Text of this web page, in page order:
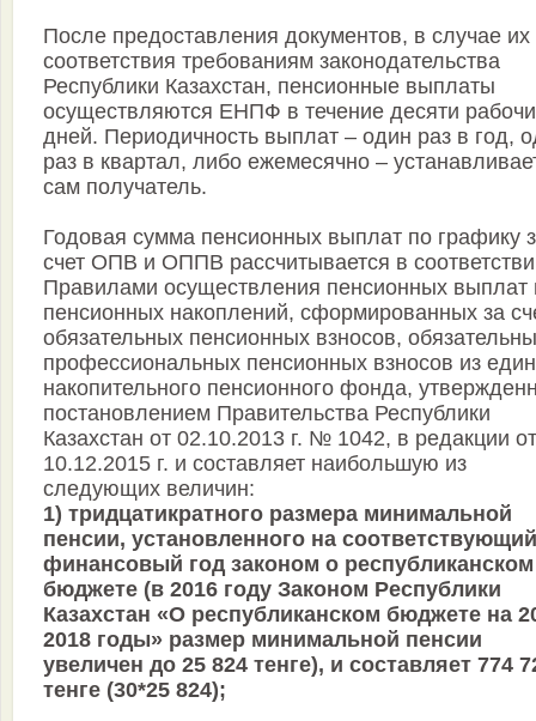
После предоставления документов, в случае их
соответствия требованиям законодательства
Республики Казахстан, пенсионные выплаты
осуществляются ЕНПФ в течение десяти
дней. Периодичность выплат – один раз в год,
раз в квартал, либо ежемесячно –
сам получатель.
Годовая сумма пенсионных выплат по графику
счет ОПВ и ОППВ рассчитывается в
Правилами осуществления пенсионных выплат
пенсионных накоплений, сформированных за
обязательных пенсионных взносов,
профессиональных пенсионных взносов из
накопительного пенсионного фонда,
постановлением Правительства Республики
Казахстан от 02.10.2013 г. № 1042, в редакции от
10.12.2015 г. и составляет наибольшую из
следующих величин:
1) тридцатикратного размера минимальной
пенсии, установленного на соответствующий
финансовый год законом о республиканском
бюджете (в 2016 году Законом Республики
Казахстан «О республиканском бюджете на
2018 годы» размер минимальной пенсии
увеличен до 25 824 тенге), и составляет 774
тенге (30*25 824);